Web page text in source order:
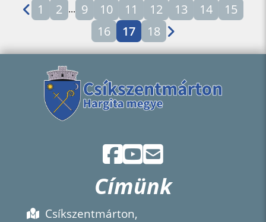
1 2 ... 9 10 11 12 13 14
15
16
17 18
Címünk
Csíkszentmárton,